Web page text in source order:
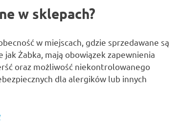
w sklepach?
w miejscach, gdzie sprzedawane są
Żabka, mają obowiązek zapewnienia
oraz możliwość niekontrolowanego
dla alergików lub innych